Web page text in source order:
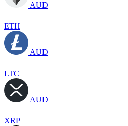
AUD
ETH
AUD
LTC
AUD
XRP